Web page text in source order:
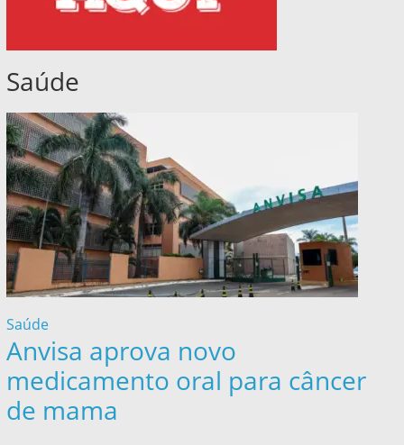
Saúde
Saúde
Anvisa aprova novo
medicamento oral para câncer
de mama